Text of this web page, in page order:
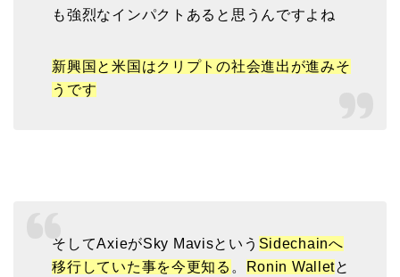
も強烈なインパクトあると思うんですよね
新興国と米国はクリプトの社会進出が進みそ
うです
そしてAxieがSky Mavisという Sidechainへ
移行していた事を今更知る 。 Ronin Walletと